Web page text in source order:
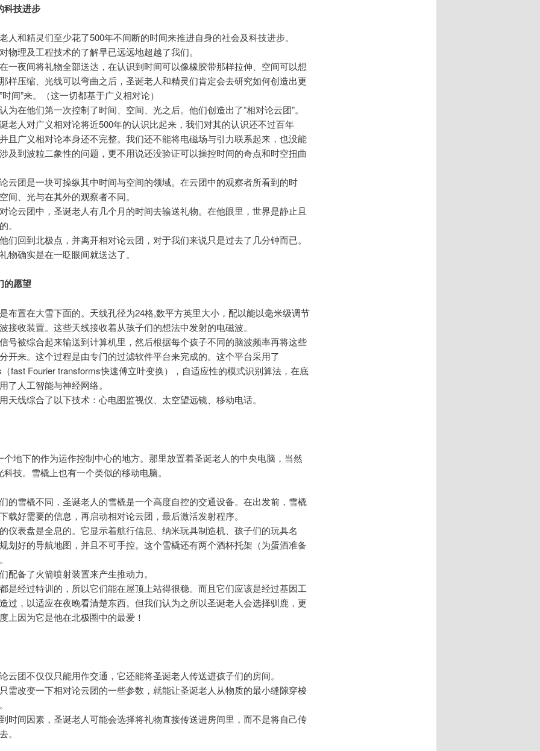
科技进步
人和精灵们至少花了500年不间断的时间来推进自身的社会及科技进步。
物理及工程技术的了解早已远远地超越了我们。
一夜间将礼物全部送达，在认识到时间可以像橡胶带那样拉伸、空间可以想
样压缩、光线可以弯曲之后，圣诞老人和精灵们肯定会去研究如何创造出更
时间”来。（这一切都基于广义相对论）
为在他们第一次控制了时间、空间、光之后。他们创造出了”相对论云团”。
老人对广义相对论将近500年的认识比起来，我们对其的认识还不过百年
广义相对论本身还不完整。我们还不能将电磁场与引力联系起来，也没能
及到波粒二象性的问题，更不用说还没验证可以操控时间的奇点和时空扭曲
云团是一块可操纵其中时间与空间的领域。在云团中的观察者所看到的时
间、光与在其外的观察者不同。
论云团中，圣诞老人有几个月的时间去输送礼物。在他眼里，世界是静止且
。
们回到北极点，并离开相对论云团，对于我们来说只是过去了几分钟而已。
物确实是在一眨眼间就送达了。
的愿望
布置在大雪下面的。天线孔径为24格,数平方英里大小，配以能以毫米级调节
接收装置。这些天线接收着从孩子们的想法中发射的电磁波。
号被综合起来输送到计算机里，然后根据每个孩子不同的脑波频率再将这些
开来。这个过程是由专门的过滤软件平台来完成的。这个平台采用了
（fast Fourier transforms快速傅立叶变换），自适应性的模式识别算法，在底
了人工智能与神经网络。
天线综合了以下技术：心电图监视仪、太空望远镜、移动电话。
个地下的作为运作控制中心的地方。那里放置着圣诞老人的中央电脑，当然
科技。雪橇上也有一个类似的移动电脑。
的雪橇不同，圣诞老人的雪橇是一个高度自控的交通设备。在出发前，雪橇
载好需要的信息，再启动相对论云团，最后激活发射程序。
仪表盘是全息的。它显示着航行信息、纳米玩具制造机、孩子们的玩具名
划好的导航地图，并且不可手控。这个雪橇还有两个酒杯托架（为蛋酒准备
配备了火箭喷射装置来产生推动力。
是经过特训的，所以它们能在屋顶上站得很稳。而且它们应该是经过基因工
过，以适应在夜晚看清楚东西。但我们认为之所以圣诞老人会选择驯鹿，更
上因为它是他在北极圈中的最爱！
云团不仅仅只能用作交通，它还能将圣诞老人传送进孩子们的房间。
需改变一下相对论云团的一些参数，就能让圣诞老人从物质的最小缝隙穿梭
时间因素，圣诞老人可能会选择将礼物直接传送进房间里，而不是将自己传
。